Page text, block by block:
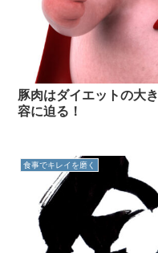
豚肉はダイエットの大
容に迫る！
食事でキレイを磨く